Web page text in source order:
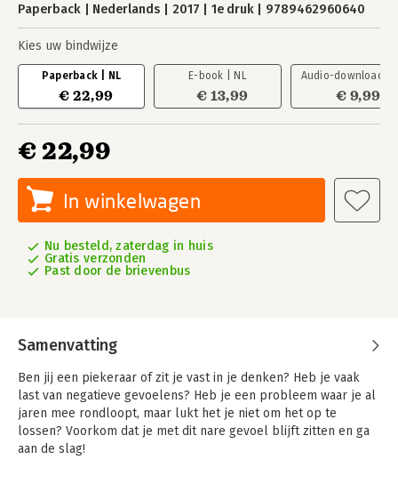
Paperback Nederlands 2017 1e druk 9789462960640
Kies uw bindwijze
Paperback | NL
€ 22,99
E-book | NL
€ 13,99
Audio-download |
€ 9,99
€ 22,99
In winkelwagen
Nu besteld, zaterdag in huis
Gratis verzonden
Past door de brievenbus
Samenvatting
Ben jij een piekeraar of zit je vast in je denken? Heb je vaak
last van negatieve gevoelens? Heb je een probleem waar je al
jaren mee rondloopt, maar lukt het je niet om het op te
lossen? Voorkom dat je met dit nare gevoel blijft zitten en ga
aan de slag!